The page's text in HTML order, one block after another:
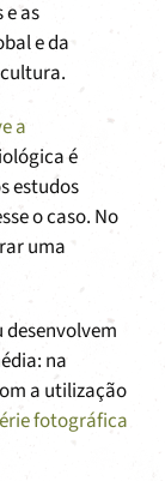
as
e da
a
é
estudos
o caso. No
uma
desenvolvem
na
a utilização
fotográfica